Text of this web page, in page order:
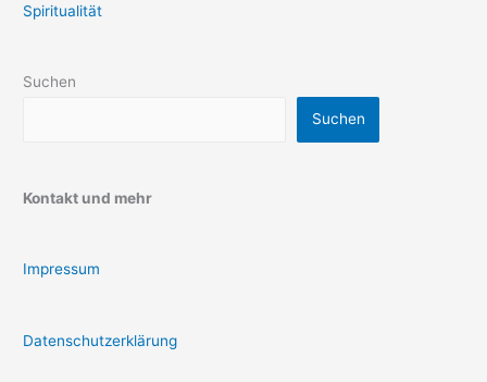
Spiritualität
Suchen
Suchen
Kontakt und mehr
Impressum
Datenschutzerklärung